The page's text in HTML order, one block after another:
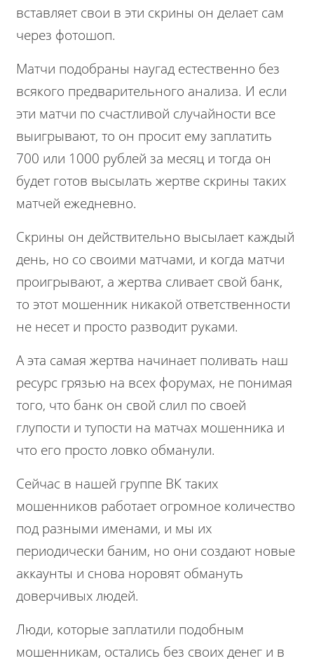
вставляет свои в эти скрины он делает сам
через фотошоп.
Матчи подобраны наугад естественно без
всякого предварительного анализа. И если
эти матчи по счастливой случайности все
выигрывают, то он просит ему заплатить
700 или 1000 рублей за месяц и тогда он
будет готов высылать жертве скрины таких
матчей ежедневно.
Скрины он действительно высылает каждый
день, но со своими матчами, и когда матчи
проигрывают, а жертва сливает свой банк,
то этот мошенник никакой ответственности
не несет и просто разводит руками.
А эта самая жертва начинает поливать наш
ресурс грязью на всех форумах, не понимая
того, что банк он свой слил по своей
глупости и тупости на матчах мошенника и
что его просто ловко обманули.
Сейчас в нашей группе ВК таких
мошенников работает огромное количество
под разными именами, и мы их
периодически баним, но они создают новые
аккаунты и снова норовят обмануть
доверчивых людей.
Люди, которые заплатили подобным
мошенникам, остались без своих денег и в